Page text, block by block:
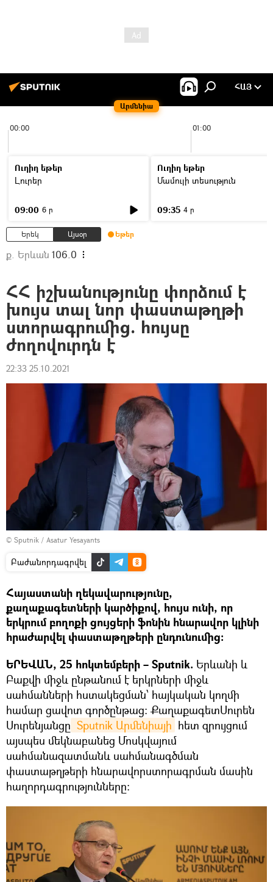
Արմենիա
ՀԱՅ
00:00 01:00
Ուղիղ եթեր
Լուրեր
09:00 6 ր
Ուղիղ եթեր
Մամուլի տեսություն
09:35 4 ր
Երեկ Այսօր Եթեր
ք. Երևան 106.0
ՀՀ իշխանությունը փորձում է
խույս տալ նոր փաստաթղթի
ստորագրումից. հույսը
ժողովուրդն է
22:33 25.10.2021
© Sputnik / Asatur Yesayants
Բաժանորդագրվել
Հայաստանի ղեկավարությունը,
քաղաքագետների կարծիքով, հույս ունի, որ
երկրում բողոքի ցույցերի ֆոնին հնարավոր կլինի
հրաժարվել փաստաթղթերի ընդունումից։
ԵՐԵՎԱՆ, 25 հոկտեմբերի – Sputnik. Երևանի և
Բաքվի միջև ընթանում է երկրների միջև
սահմանների հստակեցման՝ հայկական կողմի
համար ցավոտ գործընթաց։ ՔաղաքագետՍուրեն
Սուրենյանցը Sputnik Արմենիայի հետ զրույցում
այսպես մեկնաբանեց Մոսկվայում
սահմանազատմանև սահմանագծման
փաստաթղթերի հնարավորստորագրման մասին
հաղորդագրությունները։